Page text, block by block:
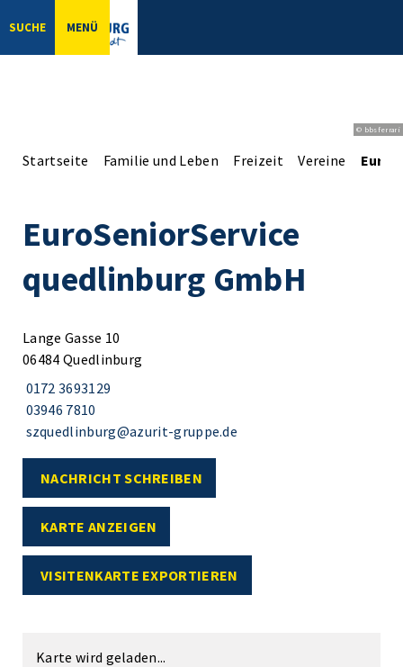
SUCHE MENÜ
© bbsferrari
Startseite Familie und Leben Freizeit Vereine
EuroSeniorService
quedlinburg GmbH
Lange Gasse 10
06484 Quedlinburg
0172 3693129
03946 7810
szquedlinburg@azurit-gruppe.de
NACHRICHT SCHREIBEN
KARTE ANZEIGEN
VISITENKARTE EXPORTIEREN
Karte wird geladen...